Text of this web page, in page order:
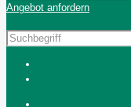
Angebot anfordern